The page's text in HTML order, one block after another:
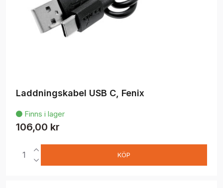
 Finns i lager
Laddningskabel USB C, Fenix
106,00 kr
KÖP